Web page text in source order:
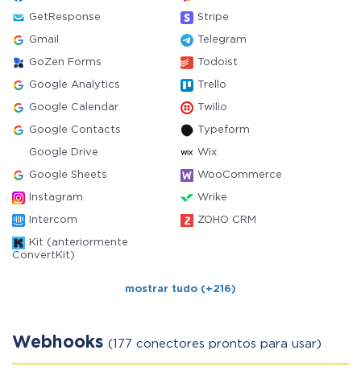
GetResponse Stripe
Gmail Telegram
GoZen Forms Todoist
Google Analytics Trello
Google Calendar Twilio
Google Contacts Typeform
Google Drive Wix
Google Sheets WooCommerce
Instagram Wrike
Intercom ZOHO CRM
Kit (anteriormente
ConvertKit)
mostrar tudo (+216)
Webhooks (177 conectores prontos para usar)